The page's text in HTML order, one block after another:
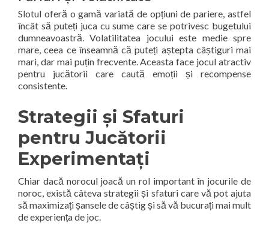
Slotul oferă o gamă variată de opțiuni de pariere, astfel
încât să puteți juca cu sume care se potrivesc bugetului
dumneavoastră. Volatilitatea jocului este medie spre
mare, ceea ce înseamnă că puteți aștepta câștiguri mai
mari, dar mai puțin frecvente. Aceasta face jocul atractiv
pentru jucătorii care caută emoții și recompense
consistente.
Strategii și Sfaturi
pentru Jucătorii
Experimentați
Chiar dacă norocul joacă un rol important în jocurile de
noroc, există câteva strategii și sfaturi care vă pot ajuta
să maximizați șansele de câștig și să vă bucurați mai mult
de experiența de joc.